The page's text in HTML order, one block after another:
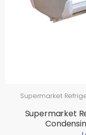
Supermarket
Supermarket